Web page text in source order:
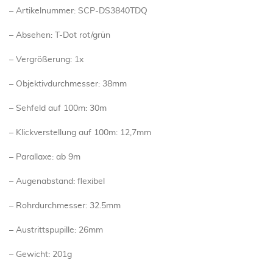
– Artikelnummer: SCP-DS3840TDQ
– Absehen: T-Dot rot/grün
– Vergrößerung: 1x
– Objektivdurchmesser: 38mm
– Sehfeld auf 100m: 30m
– Klickverstellung auf 100m: 12,7mm
– Parallaxe: ab 9m
– Augenabstand: flexibel
– Rohrdurchmesser: 32.5mm
– Austrittspupille: 26mm
– Gewicht: 201g